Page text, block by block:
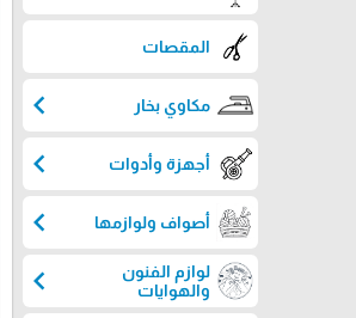
المقصات
مكاوي بخار chevron_left
أجهزة وأدوات chevron_left
أصواف ولوازمها chevron_left
لوازم الفنون
والهوايات
chevron_left